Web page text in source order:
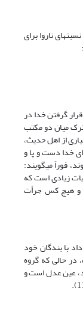
ناروا براى
گرفتن خدا در
میان دو مکتب
از اهل حدیث،
خدا دست و پا و
فوراً مى‏گویند:
زیادى است که
و هیچ کس جرأت
با بندگان خود
در حالى که گروه
عین عدل است و